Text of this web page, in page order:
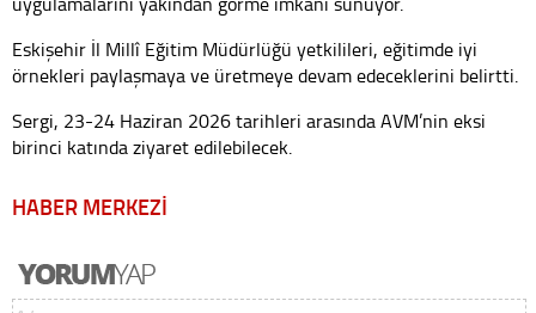
Eskişehir İl Millî Eğitim Müdürlüğü yetkilileri, eğitimde iyi
örnekleri paylaşmaya ve üretmeye devam edeceklerini belirtti.
Sergi, 23-24 Haziran 2026 tarihleri arasında AVM’nin eksi
birinci katında ziyaret edilebilecek.
HABER MERKEZİ